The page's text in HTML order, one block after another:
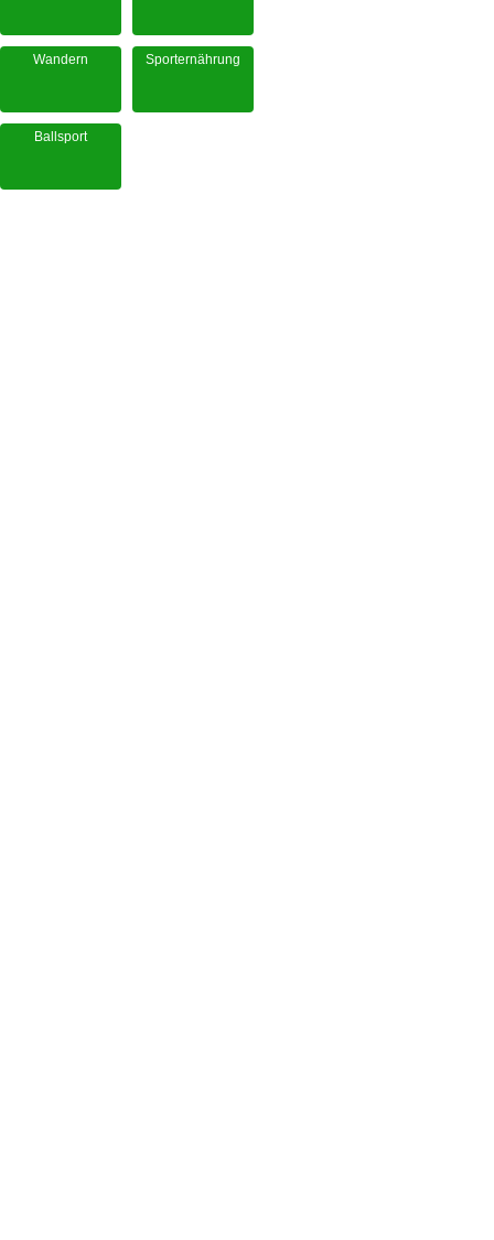
Wandern Sporternährung
Ballsport